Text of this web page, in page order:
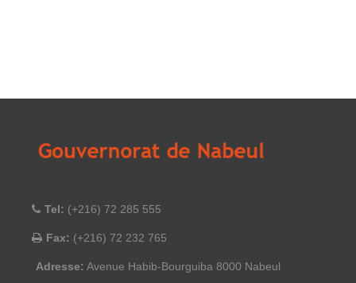
Tel: (+216) 72 285 555
Fax: (+216) 72 232 765
Adresse: Avenue Habib-Bourguiba 8000 Nabeul